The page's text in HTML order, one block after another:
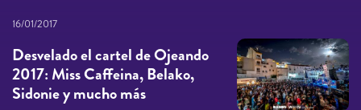
16/01/2017
Desvelado el cartel de Ojeando
2017: Miss Caffeina, Belako,
Sidonie y mucho más